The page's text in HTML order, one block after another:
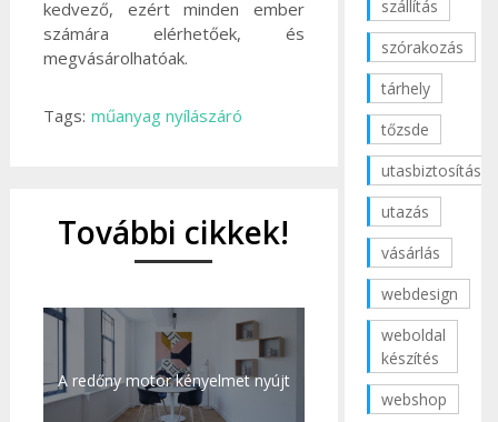
kedvező, ezért minden ember
számára elérhetőek, és
megvásárolhatóak.
Tags: műanyag nyílászáró
További cikkek!
A redőny motor kényelmet nyújt
szállítás
szórakozás
tárhely
tőzsde
utasbiztosítás
utazás
vásárlás
webdesign
weboldal
készítés
webshop